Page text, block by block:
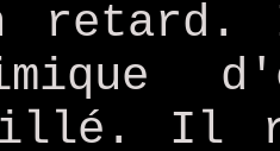
retard.
Il